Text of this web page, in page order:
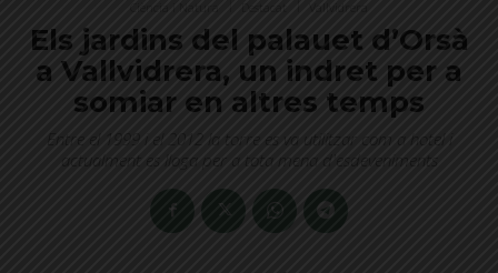
Els jardins del palauet d’Orsà
a Vallvidrera, un indret per a
somiar en altres temps
Entre el 1999 i el 2012 la torre es va utilitzar com a hotel i
actualment es lloga per a tota mena d'esdeveniments